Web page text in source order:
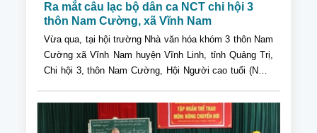
Ra mắt câu lạc bộ dân ca NCT chi hội 3
thôn Nam Cường, xã Vĩnh Nam
Vừa qua, tại hội trường Nhà văn hóa khóm 3 thôn Nam
Cường xã Vĩnh Nam huyện Vĩnh Linh, tỉnh Quảng Trị,
Chi hội 3, thôn Nam Cường, Hội Người cao tuổi (NCT)